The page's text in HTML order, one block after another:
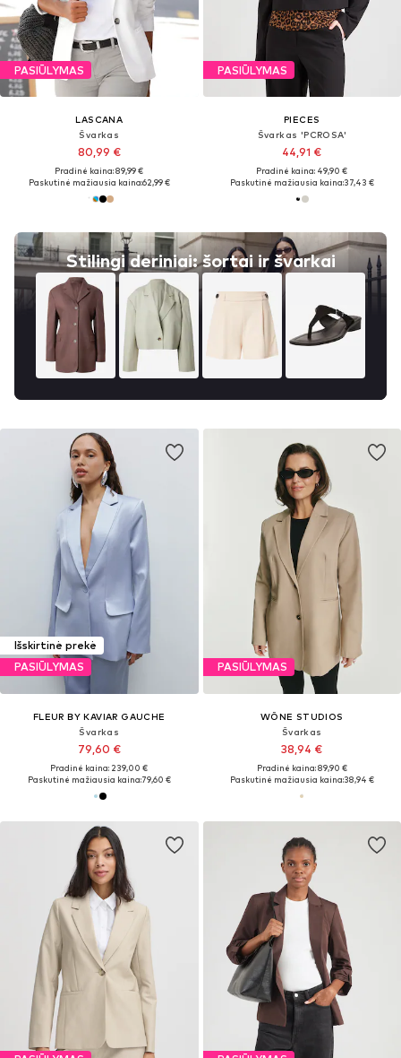
PASIŪLYMAS
LASCANA
Švarkas
80,99 €
Pradinė kaina: 89,99 €
Paskutinė mažiausia kaina:62,99 €
Stilingi deriniai: šortai ir švarkai
PASIŪLYMAS
PIECES
Švarkas 'PCROSA'
44,91 €
Pradinė kaina: 49,90 €
Paskutinė mažiausia kaina:37,43 €
Išskirtinė prekė
PASIŪLYMAS
FLEUR BY KAVIAR GAUCHE
Švarkas
79,60 €
Pradinė kaina: 239,00 €
Paskutinė mažiausia kaina:79,60 €
PASIŪLYMAS
WÔNE STUDIOS
Švarkas
38,94 €
Pradinė kaina: 89,90 €
Paskutinė mažiausia kaina:38,94 €